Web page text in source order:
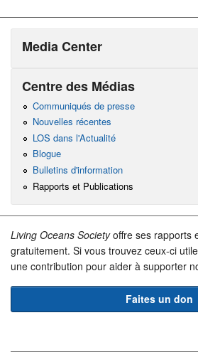
Media Center
Centre des Médias
Communiqués de presse
Nouvelles récentes
LOS dans l'Actualité
Blogue
Bulletins d'information
Rapports et Publications
Living Oceans Societyoffre ses rapports
gratuitement. Si vous trouvez ceux-ci
une contribution pour aider à supporter
Faites un don